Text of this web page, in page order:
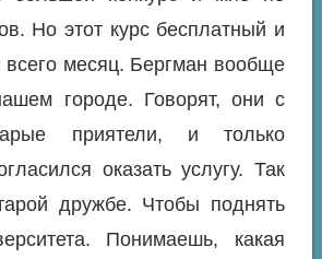
Но этот курс бесплатный и
всего месяц. Бергман вообще
городе. Говорят, они с
приятели, и только
оказать услугу. Так
дружбе. Чтобы поднять
Понимаешь, какая